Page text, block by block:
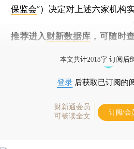
保监会”）决定对上述六家机构
推荐进入 财新数据库 ，可随时
本文共计2018字 订阅后
登录 后获取已订阅的
财新通会员
可畅读全文
订阅/会